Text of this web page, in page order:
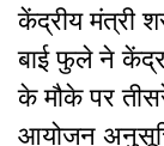
केंद्रीय मंत्री
बाई फुले ने
के मौके पर
आयोजन